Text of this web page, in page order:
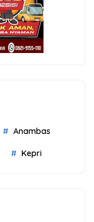
Anambas
Kepri